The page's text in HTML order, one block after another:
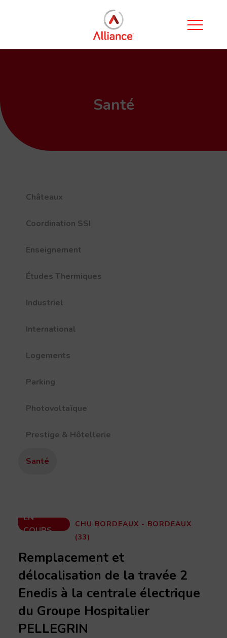
Santé
Châteaux
Coordination SSI
Enseignement
Études Thermiques
Industriel
International
Logements
Parking
Photovoltaïque
Prestige & Hôtellerie
Santé
EN
COURS
CHU BORDEAUX - BORDEAUX
(33)
Remplacement et
délocalisation de la travée 2
Enedis à la centrale électrique
du Groupe Hospitalier
PELLEGRIN